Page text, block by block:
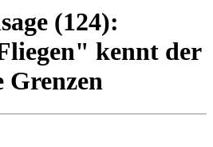
(124):
kennt der